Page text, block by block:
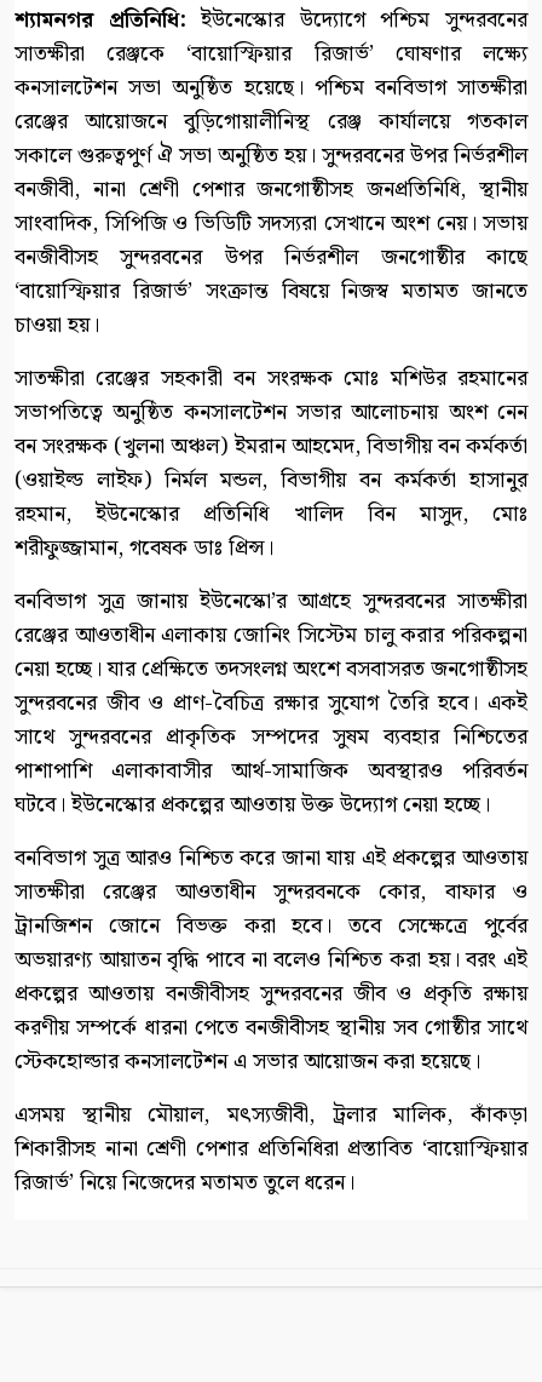
শ্যামনগর প্রতিনিধি: ইউনেস্কোর উদ্যোগে পশ্চিম সুন্দরবনের
সাতক্ষীরা রেঞ্জকে ‘বায়োস্ফিয়ার রিজার্ভ’ ঘোষণার লক্ষ্যে
কনসালটেশন সভা অনুষ্ঠিত হয়েছে। পশ্চিম বনবিভাগ সাতক্ষীরা
রেঞ্জের আয়োজনে বুড়িগোয়ালীনিস্থ রেঞ্জ কার্যালয়ে গতকাল
সকালে গুরুত্বপুর্ণ ঐ সভা অনুষ্ঠিত হয়। সুন্দরবনের উপর নির্ভরশীল
বনজীবী, নানা শ্রেণী পেশার জনগোষ্ঠীসহ জনপ্রতিনিধি, স্থানীয়
সাংবাদিক, সিপিজি ও ভিডিটি সদস্যরা সেখানে অংশ নেয়। সভায়
বনজীবীসহ সুন্দরবনের উপর নির্ভরশীল জনগোষ্ঠীর কাছে
‘বায়োস্ফিয়ার রিজার্ভ’ সংক্রান্ত বিষয়ে নিজস্ব মতামত জানতে
চাওয়া হয়।
সাতক্ষীরা রেঞ্জের সহকারী বন সংরক্ষক মোঃ মশিউর রহমানের
সভাপতিত্বে অনুষ্ঠিত কনসালটেশন সভার আলোচনায় অংশ নেন
বন সংরক্ষক (খুলনা অঞ্চল) ইমরান আহমেদ, বিভাগীয় বন কর্মকর্তা
(ওয়াইল্ড লাইফ) নির্মল মন্ডল, বিভাগীয় বন কর্মকর্তা হাসানুর
রহমান, ইউনেস্কোর প্রতিনিধি খালিদ বিন মাসুদ, মোঃ
শরীফুজ্জামান, গবেষক ডাঃ প্রিন্স।
বনবিভাগ সুত্র জানায় ইউনেস্কো’র আগ্রহে সুন্দরবনের সাতক্ষীরা
রেঞ্জের আওতাধীন এলাকায় জোনিং সিস্টেম চালু করার পরিকল্পনা
নেয়া হচ্ছে। যার প্রেক্ষিতে তদসংলগ্ন অংশে বসবাসরত জনগোষ্ঠীসহ
সুন্দরবনের জীব ও প্রাণ-বৈচিত্র রক্ষার সুযোগ তৈরি হবে। একই
সাথে সুন্দরবনের প্রাকৃতিক সম্পদের সুষম ব্যবহার নিশ্চিতের
পাশাপাশি এলাকাবাসীর আর্থ-সামাজিক অবস্থারও পরিবর্তন
ঘটবে। ইউনেস্কোর প্রকল্পের আওতায় উক্ত উদ্যোগ নেয়া হচ্ছে।
বনবিভাগ সুত্র আরও নিশ্চিত করে জানা যায় এই প্রকল্পের আওতায়
সাতক্ষীরা রেঞ্জের আওতাধীন সুন্দরবনকে কোর, বাফার ও
ট্রানজিশন জোনে বিভক্ত করা হবে। তবে সেক্ষেত্রে পুর্বের
অভয়ারণ্য আয়াতন বৃদ্ধি পাবে না বলেও নিশ্চিত করা হয়। বরং এই
প্রকল্পের আওতায় বনজীবীসহ সুন্দরবনের জীব ও প্রকৃতি রক্ষায়
করণীয় সম্পর্কে ধারনা পেতে বনজীবীসহ স্থানীয় সব গোষ্ঠীর সাথে
স্টেকহোল্ডার কনসালটেশন এ সভার আয়োজন করা হয়েছে।
এসময় স্থানীয় মৌয়াল, মৎস্যজীবী, ট্রলার মালিক, কাঁকড়া
শিকারীসহ নানা শ্রেণী পেশার প্রতিনিধিরা প্রস্তাবিত ‘বায়োস্ফিয়ার
রিজার্ভ’ নিয়ে নিজেদের মতামত তুলে ধরেন।